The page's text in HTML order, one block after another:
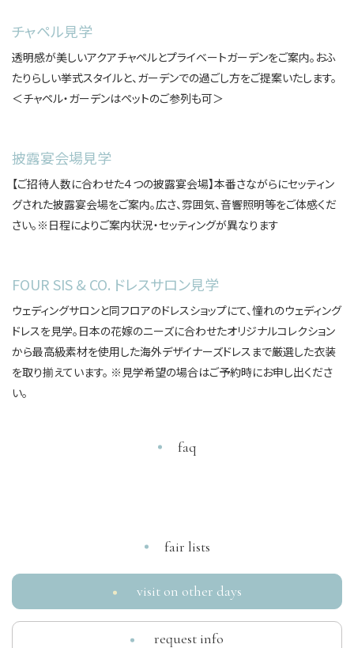
チャペル見学
透明感が美しいアクアチャペルとプライベートガーデンをご案内。おふ
たりらしい挙式スタイルと、ガーデンでの過ごし方をご提案いたします。
＜チャペル・ガーデンはペットのご参列も可＞
披露宴会場見学
【ご招待人数に合わせた４つの披露宴会場】本番さながらにセッティン
グされた披露宴会場をご案内。広さ、雰囲気、音響照明等をご体感くだ
さい。※日程によりご案内状況・セッティングが異なります
FOUR SIS & CO. ドレスサロン見学
ウェディングサロンと同フロアのドレスショップにて、憧れのウェディング
ドレスを見学。日本の花嫁のニーズに合わせたオリジナルコレクション
から最高級素材を使用した海外デザイナーズドレスまで厳選した衣装
を取り揃えています。 ※見学希望の場合はご予約時にお申し出くださ
い。
faq
fair lists
visit on other days
request info
TEL0120-887-390
ブライダルフェア
ウエディングプラン
ウエディングレポート
資料請求・お問い合わせ